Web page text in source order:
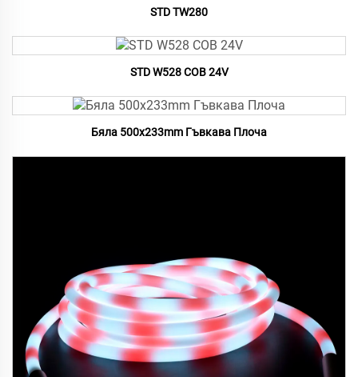
STD TW280
STD W528 COB 24V
Бяла 500x233mm Гъвкава Плоча